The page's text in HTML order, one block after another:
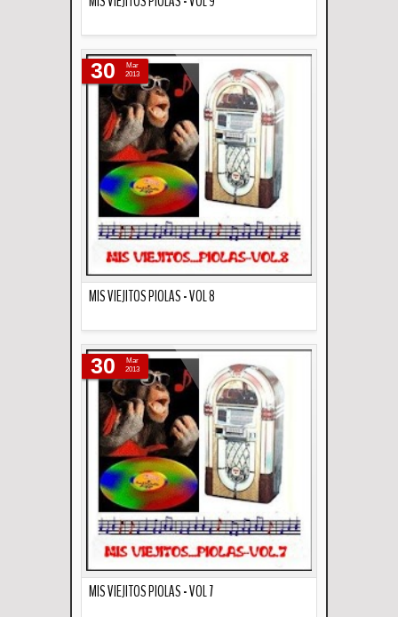
MIS VIEJITOS PIOLAS - VOL 8
30
Mar
2013
MIS VIEJITOS PIOLAS - VOL 7
30
Mar
2013